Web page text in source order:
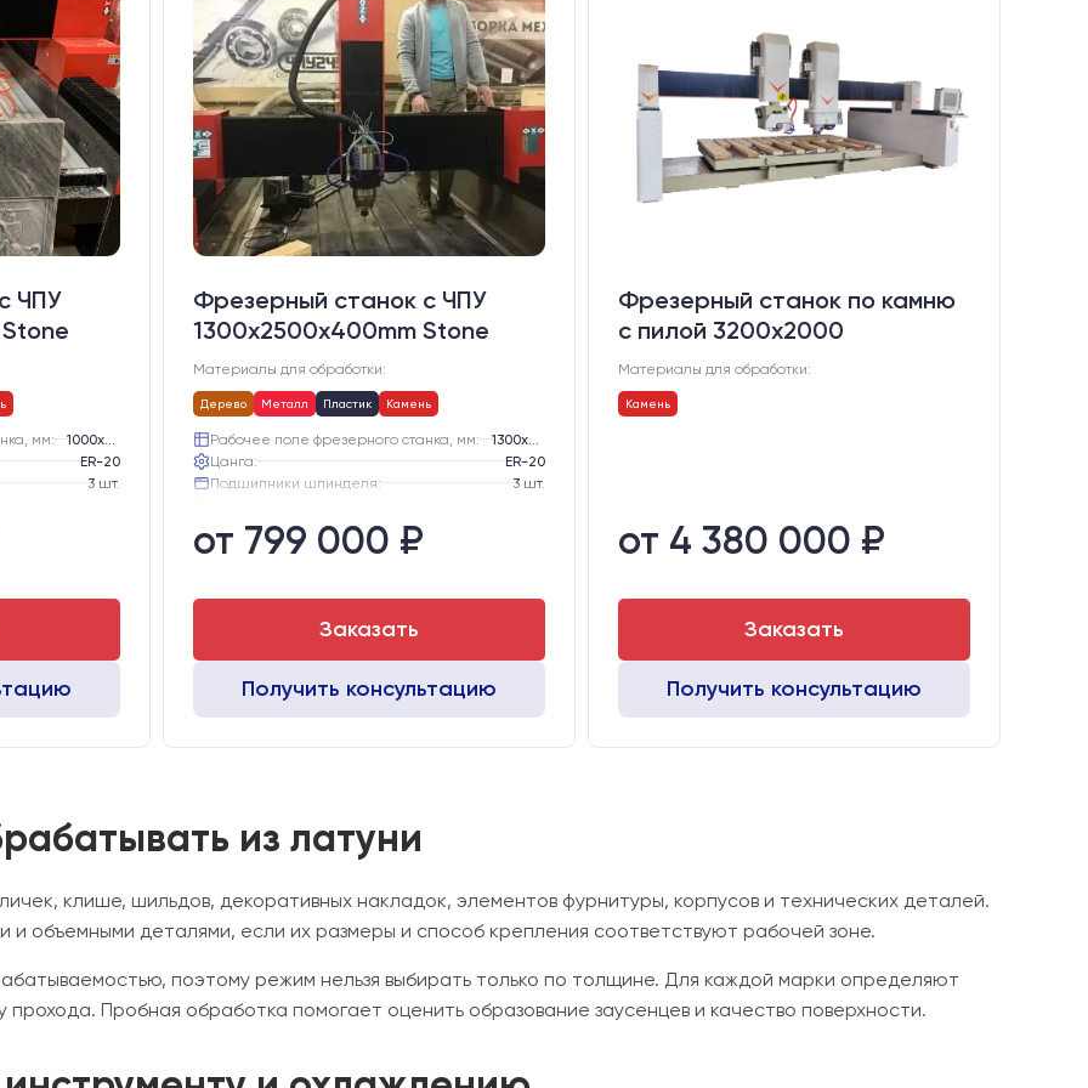
ЧПУ
мм:
ER-20
3 шт.
Фрезерный станок с ЧПУ
1300x2500x400mm Stone
Материалы для обработки:
Дерево Металл Пластик Камень
Рабочее поле фрезерного станка, мм:
Цанга:
ER-20
Подшипники шпинделя:
3 шт.
Стол:
Двигатели:
от 799 000 ₽
Заказать
Получить консультацию
Фрезерный станок по камню
с пилой 3200x2000
Материалы для обработки:
Камень
от 4 380 000 ₽
Заказать
Получить консультацию
из латуни
клише, шильдов, декоративных накладок, элементов фурнитуры, корпусов и технических деталей.
и объемными деталями, если их размеры и способ крепления соответствуют рабочей зоне.
поэтому режим нельзя выбирать только по толщине. Для каждой марки определяют
Пробная обработка помогает оценить образование заусенцев и качество поверхности.